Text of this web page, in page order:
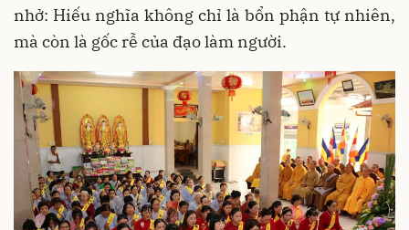
nhở: Hiếu nghĩa không chỉ là bổn phận tự nhiên,
mà còn là gốc rễ của đạo làm người.